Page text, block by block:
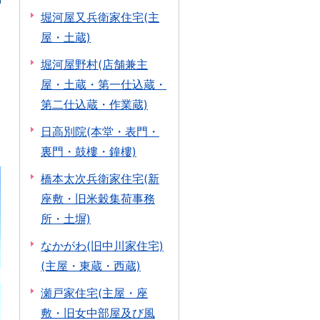
堀河屋又兵衛家住宅(主
屋・土蔵)
堀河屋野村(店舗兼主
屋・土蔵・第一仕込蔵・
第二仕込蔵・作業蔵)
日高別院(本堂・表門・
裏門・鼓樓・鐘樓)
橋本太次兵衛家住宅(新
座敷・旧米穀集荷事務
所・土塀)
なかがわ(旧中川家住宅)
(主屋・東蔵・西蔵)
瀬戸家住宅(主屋・座
敷・旧女中部屋及び風